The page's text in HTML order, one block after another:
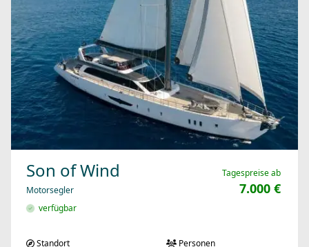
Son of Wind
Motorsegler
verfügbar
Tagespreise ab
7.000 €
Standort Personen